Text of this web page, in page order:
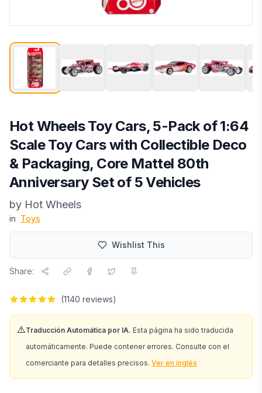
Hot Wheels Toy Cars, 5-Pack of 1:64
Scale Toy Cars with Collectible Deco
& Packaging, Core Mattel 80th
Anniversary Set of 5 Vehicles
by Hot Wheels
in Toys
Wishlist This
Share:
(1140 reviews)
⚠️Traducción Automática por IA. Esta página ha sido traducida
automáticamente. Puede contener errores. Consulte con el
comerciante para detalles precisos. Ver en inglés